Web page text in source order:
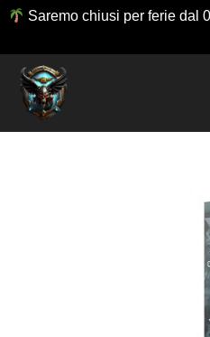
Saremo chiusi per ferie dal
Salta
contenuti